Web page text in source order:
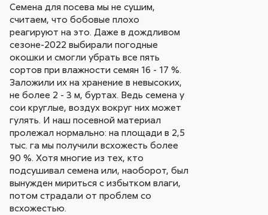
Семена для посева мы не сушим,
считаем, что бобовые плохо
реагируют на это. Даже в дождливом
сезоне-2022 выбирали погодные
окошки и смогли убрать все пять
сортов при влажности семян 16 - 17 %.
Заложили их на хранение в невысоких,
не более 2 - 3 м, буртах. Ведь семена у
сои круглые, воздух вокруг них может
гулять. И наш посевной материал
пролежал нормально: на площади в 2,5
тыс. га мы получили всхожесть более
90 %. Хотя многие из тех, кто
подсушивал семена или, наоборот, был
вынужден мириться с избытком влаги,
потом страдали от проблем со
всхожестью.